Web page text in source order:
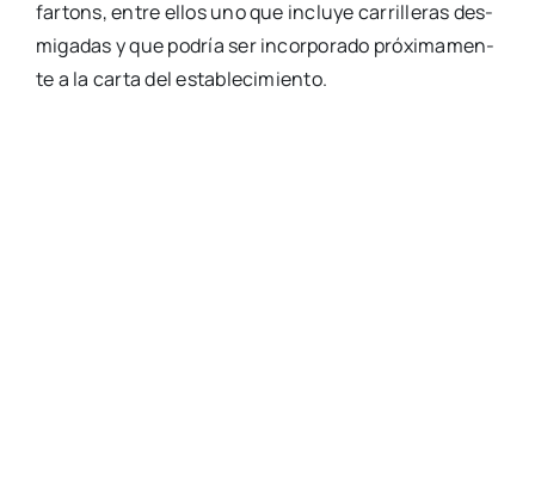
far­tons, entre ellos uno que inclu­ye carri­lle­ras des­
mi­ga­das y que podría ser incor­po­ra­do pró­xi­ma­men­
te a la car­ta del esta­ble­ci­mien­to.